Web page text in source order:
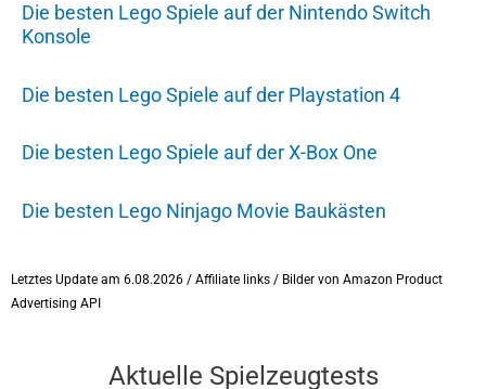
Die besten Lego Spiele auf der Nintendo Switch
Konsole
Die besten Lego Spiele auf der Playstation 4
Die besten Lego Spiele auf der X-Box One
Die besten Lego Ninjago Movie Baukästen
Letztes Update am 6.08.2026 / Affiliate links / Bilder von Amazon Product
Advertising API
Aktuelle Spielzeugtests